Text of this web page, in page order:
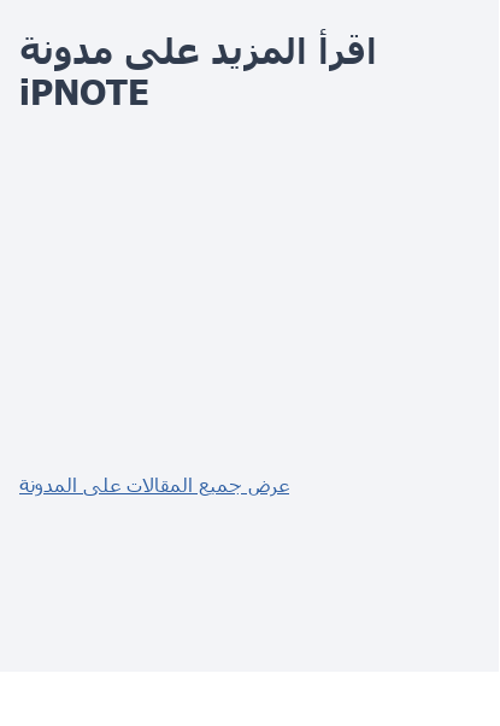
اقرأ المزيد على مدونة
iPNOTE
عرض جميع المقالات على المدونة